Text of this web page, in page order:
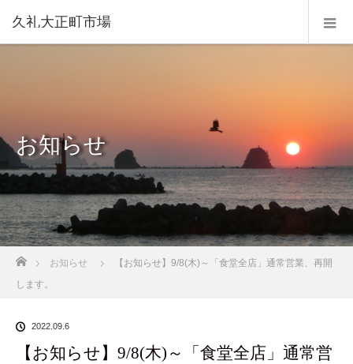
久礼大正町市場
お知らせ
ホーム
お知らせ
【お知らせ】9/8(木)～「食堂全店」通常営業、再開
します。
2022.09.6
【お知らせ】9/8(木)～「食堂全店」通常営